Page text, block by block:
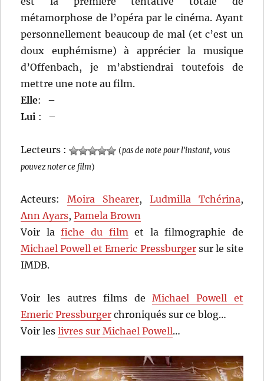
métamorphose de l’opéra par le cinéma. Ayant
personnellement beaucoup de mal (et c’est un
doux euphémisme) à apprécier la musique
d’Offenbach, je m’abstiendrai toutefois de
mettre une note au film.
Elle:
–
Lui : –
Lecteurs : (pas de note pour l'instant, vous
pouvez noter ce film)
Acteurs:Moira Shearer, Ludmilla Tchérina,
Ann Ayars,Pamela Brown
Voir lafiche du filmet la filmographie de
Michael Powell et Emeric Pressburgersur le site
IMDB.
Voir les autres films deMichael Powell et
Emeric Pressburger chroniqués sur ce blog…
Voir leslivres sur Michael Powell…